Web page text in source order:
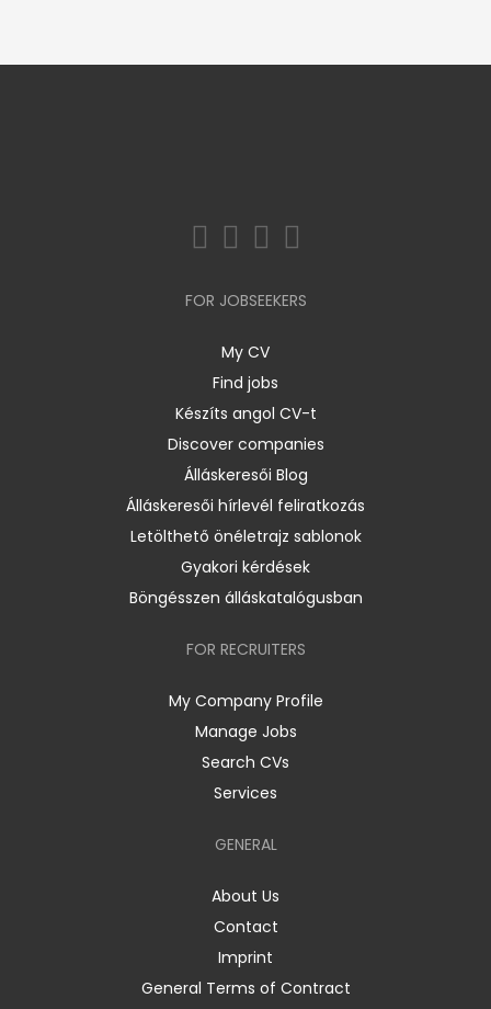
FOR JOBSEEKERS
My CV
Find jobs
Készíts angol CV-t
Discover companies
Álláskeresői Blog
Álláskeresői hírlevél feliratkozás
Letölthető önéletrajz sablonok
Gyakori kérdések
Böngésszen álláskatalógusban
FOR RECRUITERS
My Company Profile
Manage Jobs
Search CVs
Services
GENERAL
About Us
Contact
Imprint
General Terms of Contract